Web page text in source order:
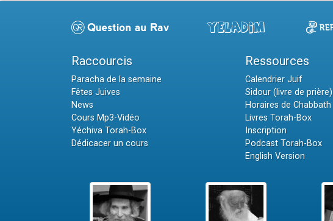
Raccourcis
Paracha de la semaine
Fêtes Juives
News
Cours Mp3-Vidéo
Yéchiva Torah-Box
Dédicacer un cours
Ressources
Calendrier Juif
Sidour (livre de prière)
Horaires de Chabbath
Livres Torah-Box
Inscription
Podcast Torah-Box
English Version